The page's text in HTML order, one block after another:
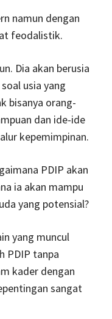
namun dengan
feodalistik.
Dia akan berusia
usia yang
bisanya orang-
dan ide-ide
kepemimpinan.
PDIP akan
ia akan mampu
yang potensial?
yang muncul
PDIP tanpa
kader dengan
sangat